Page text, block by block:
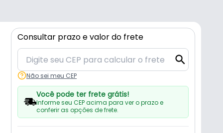
Consultar prazo e valor do frete
Não sei meu CEP
Você pode ter frete grátis!
Informe seu CEP acima para ver o prazo e
conferir as opções de frete.